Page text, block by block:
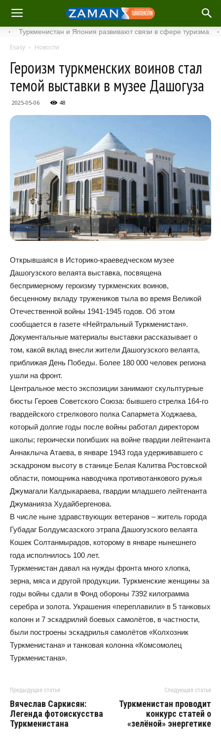
и Япония развивают связи в сфере туризма ·
Esasy Новости
Героизм туркменских воинов стал
темой выставки в музее Дашогуза
2025-05-06 48
Открывшаяся в Историко-краеведческом музее
Дашогузского велаята выставка, посвящена
беспримерному героизму туркменских воинов,
бесценному вкладу тружеников тыла во время Великой
Отечественной войны 1941-1945 годов. Об этом
сообщается в газете «Нейтральный Туркменистан».
Документальные материалы выставки рассказывает о
том, какой вклад внесли жители Дашогузского велаята,
приближая День Победы. Более 180 000 человек региона
ушли на фронт.
Центральное место экспозиции занимают скульптурные
бюсты Героев Советского Союза: бывшего стрелка 164-го
гвардейского стрелкового полка Сапармета Ходжаева,
который долгие годы после войны работал директором
школы; героически погибших на войне гвардии лейтенанта
Аннаклыча Атаева, в январе 1943 года удерживавшего с
эскадроном высоту в станице Белая Калитва Ростовской
области, помощника наводчика противотанкового ружья
Джумагали Калдыкараева, гвардии младшего лейтенанта
Джуманияза Худайбергенова.
В числе ныне здравствующих ветеранов – житель города
Губадаг Болдумсазского этрапа Дашогузского велаята
Кошек Солтанмырадов, которому в январе нынешнего
года исполнилось 100 лет.
Туркменистан давал на нужды фронта много хлопка,
зерна, мяса и другой продукции. Туркменские женщины за
годы войны сдали в Фонд обороны 7392 килограмма
серебра и золота. Украшения «переплавили» в 5 танковых
колонн и 7 эскадрилий боевых самолётов, в частности,
были построены эскадрилья самолётов «Колхозник
Туркменистана» и танковая колонна «Комсомолец
Туркменистана».
Предыдущая статья
Вячеслав Саркисян:
Легенда фотоискусства
Туркменистана
Следующая статья
Туркменистан проводит
конкурс статей о
«зелёной» энергетике